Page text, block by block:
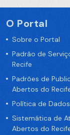
O Portal
Sobre o Portal
Padrão de
Recife
Padrões de
Abertos do
Política de
Sistemática de
Abertos do